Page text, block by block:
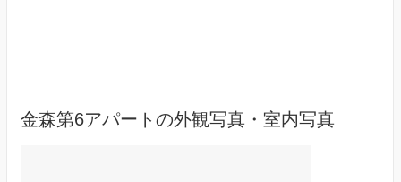
金森第6アパートの外観写真・室内写真